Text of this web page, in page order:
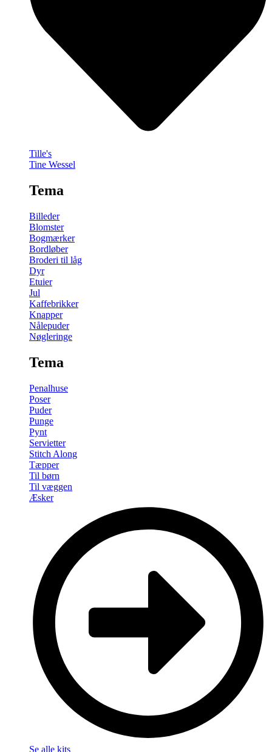
Tille's
Tine Wessel
Tema
Billeder
Blomster
Bogmærker
Bordløber
Broderi til låg
Dyr
Etuier
Jul
Kaffebrikker
Knapper
Nålepuder
Nøgleringe
Tema
Penalhuse
Poser
Puder
Punge
Pynt
Servietter
Stitch Along
Tæpper
Til børn
Til væggen
Æsker
Se alle kits